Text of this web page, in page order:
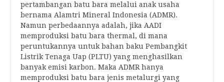
pertambangan batu bara melalui anak usaha
bernama Alamtri Mineral Indonesia (ADMR).
Namun perbedaannya adalah, jika AADI
memproduksi batu bara thermal, di mana
peruntukannya untuk bahan baku Pembangkit
Listrik Tenaga Uap (PLTU) yang menghasilkan
banyak emisi karbon. Maka ADMR hanya
memproduksi batu bara jenis metalurgi yang